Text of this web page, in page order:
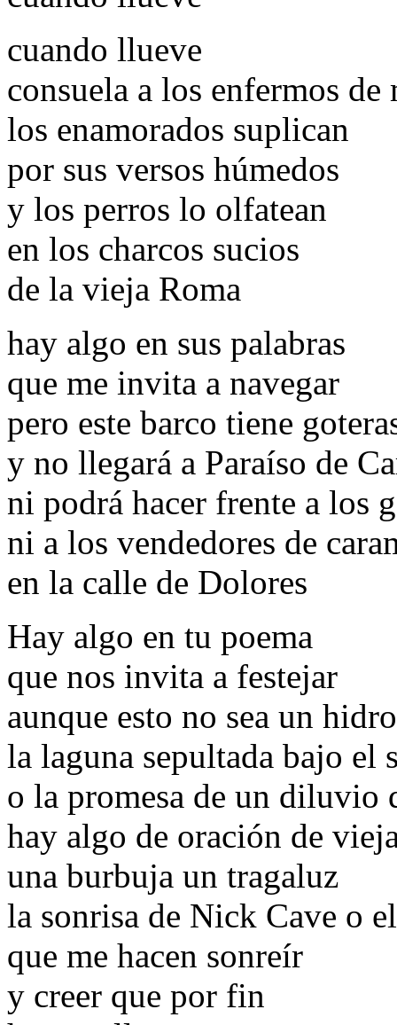
cuando llueve
consuela a los enfermos de
los enamorados suplican
por sus versos húmedos
y los perros lo olfatean
en los charcos sucios
de la vieja Roma
hay algo en sus palabras
que me invita a navegar
pero este barco tiene
y no llegará a Paraíso de
ni podrá hacer frente a los
ni a los vendedores de
en la calle de Dolores
Hay algo en tu poema
que nos invita a festejar
aunque esto no sea un
la laguna sepultada bajo el
o la promesa de un diluvio
hay algo de oración de
una burbuja un tragaluz
la sonrisa de Nick Cave o
que me hacen sonreír
y creer que por fin